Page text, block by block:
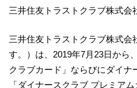
三井住友トラストクラブ株式会
三井住友トラストクラブ株式会
す。）は、2019年7月23日から
クラブカード」ならびにダイナ
「ダイナースクラブ プレミア